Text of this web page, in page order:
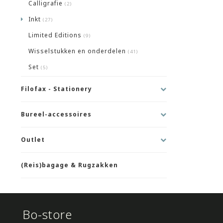
Calligrafie (2)
Inkt (27)
Limited Editions (9)
Wisselstukken en onderdelen (41)
Set (5)
Filofax - Stationery
Bureel-accessoires
Outlet
(Reis)bagage & Rugzakken
Bo-store